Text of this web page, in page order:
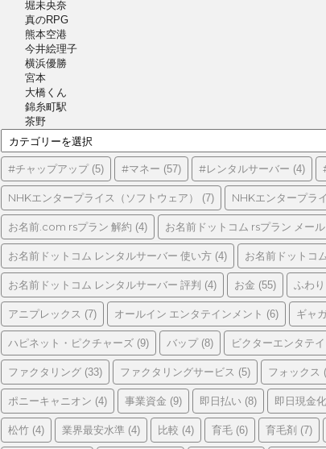
堀未央奈
真のRPG
熊本空港
今井絵理子
横浜優勝
宮本
大橋くん
錦糸町駅
茶野
テ
ゴ
リ
ー
#チャップアップ(5) #マネー (57) #レンタルサーバー (4)
NHKエンタープライス（ソフトウェア） (7) NHKエンタープラ
お名前.com rsプラン 解約 (4) お名前ドットコム rsプラン メール
お名前ドットコム レンタルサーバー 使い方 (4) お名前ドットコ
お名前ドットコム レンタルサーバー 評判 (4) お金 (55) ふわり
アニプレックス (7) オールイン エンタテインメント (6) ギャ
ハピネット・ピクチャーズ (9) バップ(8) ビクターエンタテ
ファクタリング (33) ファクタリングサービス (5) フォックス
ポニーキャニオン (4) 事業資金 (9) 即日払い (8) 即日現金化
松竹 (4) 業界最安水準 (4) 比較 (4) 育毛 (6) 育毛剤 (7)